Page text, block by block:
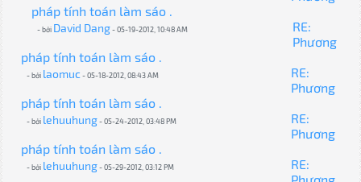
pháp tính toán làm sáo .
- bởi David Dang- 05-19-2012, 10:48 AM
RE:
Phương
pháp tính toán làm sáo .
- bởi laomuc- 05-18-2012, 08:43 AM
RE:
Phương
pháp tính toán làm sáo .
- bởi lehuuhung- 05-24-2012, 03:48 PM
RE:
Phương
pháp tính toán làm sáo .
- bởi lehuuhung- 05-29-2012, 03:12 PM
RE: